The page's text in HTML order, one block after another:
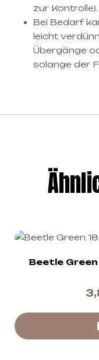
zur Kontrolle).
Bei Bedarf
leicht
Übergänge
solange der
Beetle